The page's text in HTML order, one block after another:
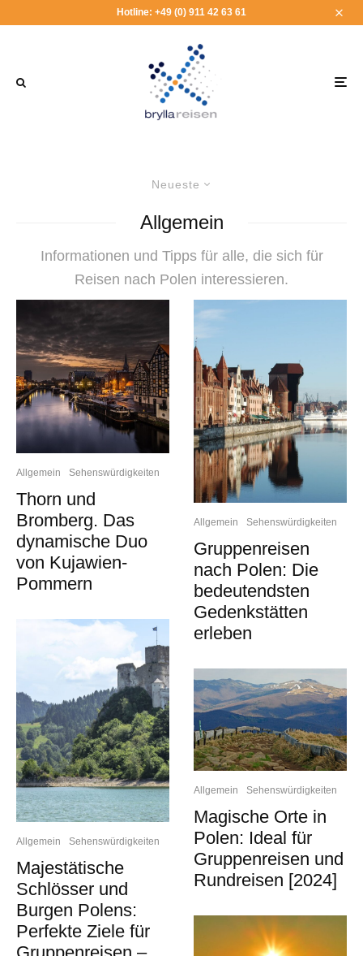
Hotline: +49 (0) 911 42 63 61
Neueste
Allgemein
Informationen und Tipps für alle, die sich für
Reisen nach Polen interessieren.
Allgemein Sehenswürdigkeiten
Thorn und
Bromberg. Das
dynamische Duo
von Kujawien-
Pommern
Allgemein Sehenswürdigkeiten
Majestätische
Schlösser und
Burgen Polens:
Perfekte Ziele für
Allgemein Sehenswürdigkeiten
Gruppenreisen
nach Polen: Die
bedeutendsten
Gedenkstätten
erleben
Allgemein Sehenswürdigkeiten
Magische Orte in
Polen: Ideal für
Gruppenreisen und
Rundreisen [2024]